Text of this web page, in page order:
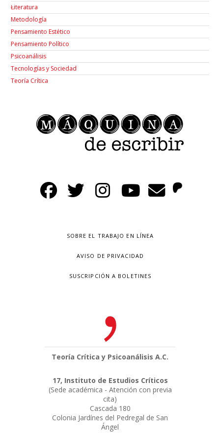
Łiteratura
Metodología
Pensamiento Estético
Pensamiento Político
Psicoanálisis
Tecnologías y Sociedad
Teoría Crítica
SOBRE EL TRABAJO EN LÍNEA
AVISO DE PRIVACIDAD
SUSCRIPCIÓN A BOLETINES
Teoría Crítica y Psicoanálisis A.C.
17, Instituto de Estudios Críticos
(Sede académica - Atención con previa
cita)
Cascada 180
Colonia Jardínes del Pedregal de San
Ángel